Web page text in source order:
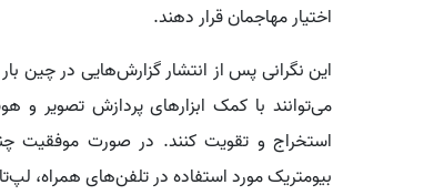
اختیار مهاجمان قرار دهند.
این نگرانی پس از انتشار گزارش‌هایی در چین
می‌توانند با کمک ابزارهای پردازش تصویر
استخراج و تقویت کنند. در صورت موفقیت
بیومتریک مورد استفاده در تلفن‌های همراه،